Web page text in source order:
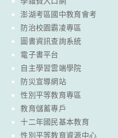
澎湖考區國中教育會考
防治校園霸凌專區
圖書資訊查詢系統
電子書平台
自主學習雲端學院
防災宣導網站
性別平等教育專區
教育儲蓄專戶
十二年國民基本教育
性別平等教育資源中心